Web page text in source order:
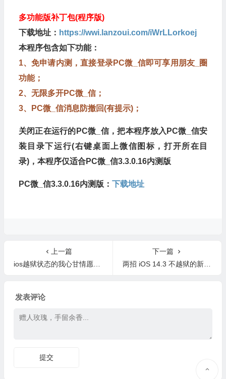
多功能版补丁包(程序版)
下载地址： https://wwi.lanzoui.com/iWrLLorkoej
本程序包含如下功能：
1、免申请内测，直接登录PC微_信即可享用朋友_圈
功能；
2、无限多开PC微_信；
3、PC微_信消息防撤回(有提示)；
关闭正在运行的PC微_信，把本程序放入PC微_信安
装目录下运行(右键桌面上微信图标，打开所在目
录)，本程序仅适合PC微_信3.3.0.16内测版
PC微_信3.3.0.16内测版： 下载地址
上一篇
ios越狱状态的我心甘情愿的升级了ios14.5
下一篇
两招 iOS 14.3 不越狱的新玩法，赶紧收藏了
发表评论